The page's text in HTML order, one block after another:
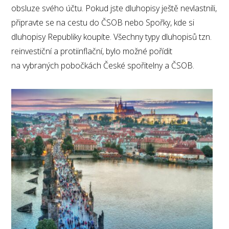
obsluze svého účtu. Pokud jste dluhopisy ještě nevlastnili,
připravte se na cestu do ČSOB nebo Spořky, kde si
dluhopisy Republiky koupíte. Všechny typy dluhopisů tzn.
reinvestiční a protiinflační, bylo možné pořídit
na vybraných pobočkách České spořitelny a ČSOB.